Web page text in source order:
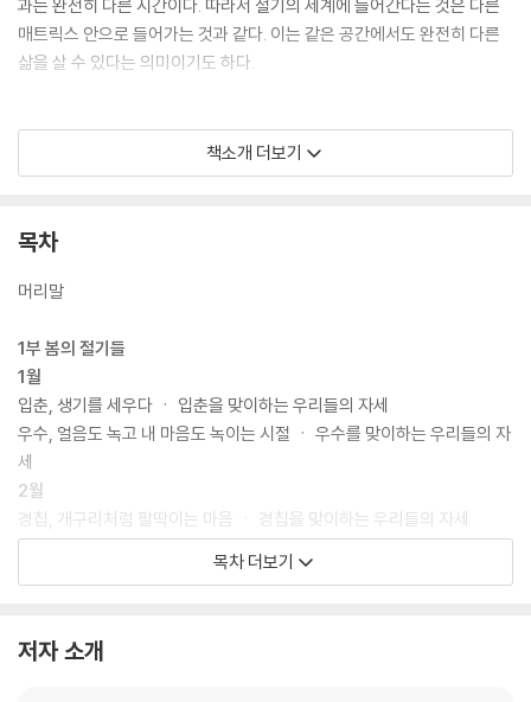
과는 완전히 다른 시간이다. 따라서 절기의 세계에 들어간다는 것은 다른
매트릭스 안으로 들어가는 것과 같다. 이는 같은 공간에서도 완전히 다른
삶을 살 수 있다는 의미이기도 하다.
소박한 질문으로 만나게 된 절기의 세계에서, 두 청년은 새로운 세계, 새로
하는 느낌이 어렴풋이 들었다. 나 혼자 이 세상에 있는 것이 아닌, 태양과
움이었다.”, “‘나’라는 존재가 잠시도 쉬지 않고 출렁이는 세계, 나 혼자가
의 냄새, 색깔, 볕, 습기, 바람이 담겨 있었다. 그리고 그에 따라 내 마음도
움직이고 있었다.” 태양이 움직이고 하늘과 땅이 변하는 가운데, 나는 어떻
게 살아갈 것인가? 『절기서당』은 농부의 삶을 힌트 삼아, 지금의 삶을 모색
한다. 이 책은 21세기 도시에서 울려 퍼지는 농가월령가가 되고자 한다.
'절기서당' 영상보기*클릭*
책소개 더보기
목차
머리말
1부 봄의 절기들
1월
입춘, 생기를 세우다 ㆍ 입춘을 맞이하는 우리들의 자세
우수, 얼음도 녹고 내 마음도 녹이는 시절 ㆍ 우수를 맞이하는 우리들의 자
세
2월
경칩, 개구리처럼 팔딱이는 마음 ㆍ 경칩을 맞이하는 우리들의 자세
춘분, 새로 고침 ㆍ 춘분을 맞이하는 우리들의 자세
목차 더보기
저자 소개